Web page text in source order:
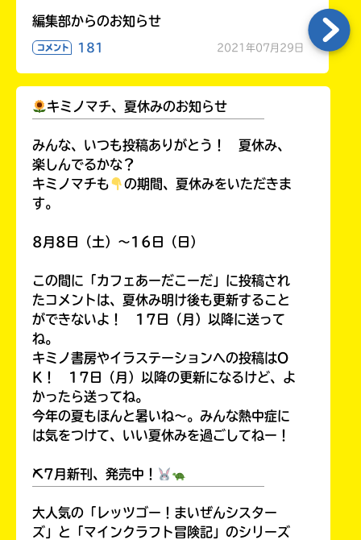
編集部からのお知らせ
コメント 181 2021年07月29日
キミノマチ、夏休みのお知らせ
みんな、いつも投稿ありがとう！ 夏休み、
楽しんでるかな？
キミノマチも
の期間、夏休みをいただきま
す。
8月8日（土）～16日（日）
この間に「カフェあーだこーだ」に投稿され
たコメントは、夏休み明け後も更新すること
ができないよ！ 17日（月）以降に送って
ね。
キミノ書房やイラステーションへの投稿はO
K！ 17日（月）以降の更新になるけど、よ
かったら送ってね。
今年の夏もほんと暑いね～。みんな熱中症に
は気をつけて、いい夏休みを過ごしてねー！
⛏7月新刊、発売中！
大人気の「レッツゴー！まいぜんシスター
ズ」と「マインクラフト冒険記」のシリーズ